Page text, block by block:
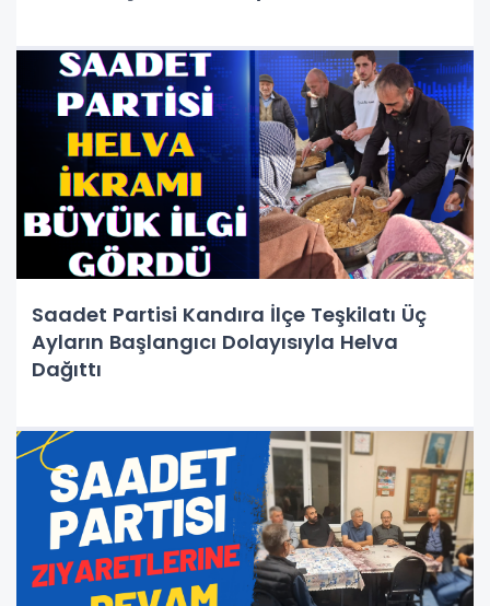
Saadet Partisi Kandıra İlçe Teşkilatı Üç
Ayların Başlangıcı Dolayısıyla Helva
Dağıttı